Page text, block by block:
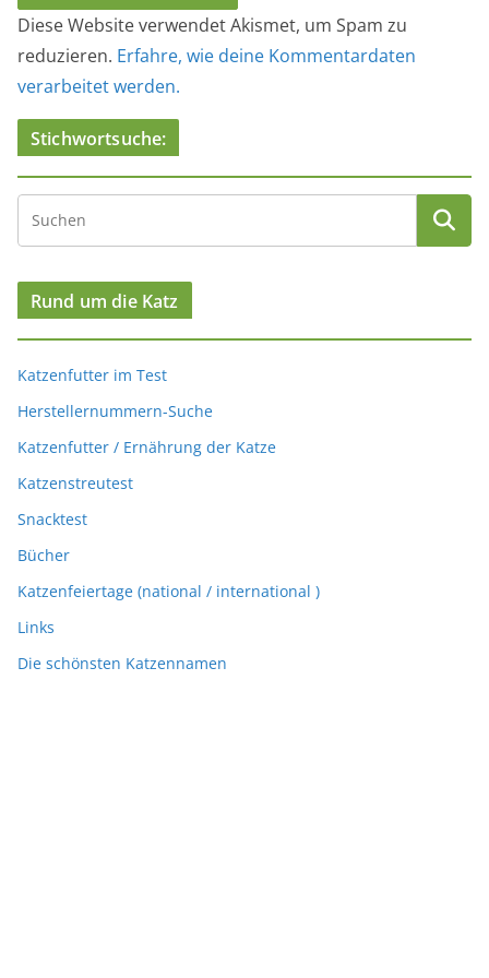
Diese Website verwendet Akismet, um Spam zu
reduzieren. Erfahre, wie deine Kommentardaten
verarbeitet werden.
Stichwortsuche:
Rund um die Katz
Katzenfutter im Test
Herstellernummern-Suche
Katzenfutter / Ernährung der Katze
Katzenstreutest
Snacktest
Bücher
Katzenfeiertage (national / international )
Links
Die schönsten Katzennamen